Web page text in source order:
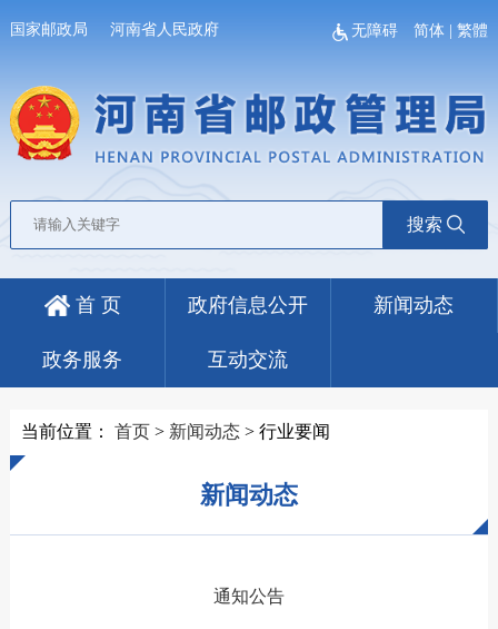
国家邮政局 河南省人民政府 无障碍 简体 |繁體
搜索
首 页 政府信息公开 新闻动态
政务服务 互动交流
当前位置： 首页> 新闻动态> 行业要闻
新闻动态
通知公告